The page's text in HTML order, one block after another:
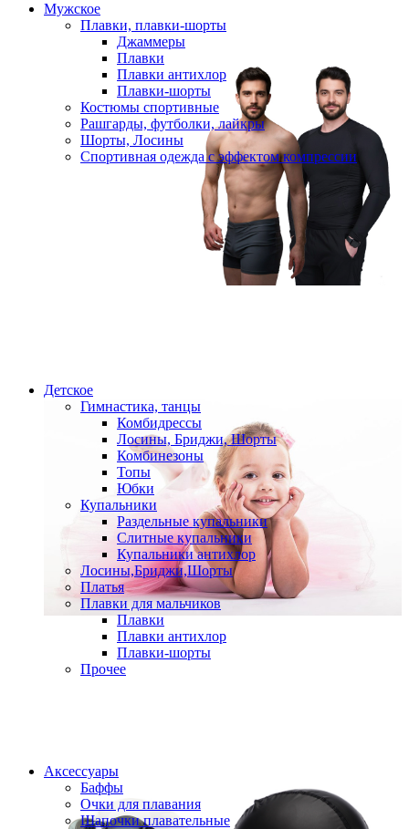
Мужское
Плавки, плавки-шорты
Джаммеры
Плавки
Плавки антихлор
Плавки-шорты
Костюмы спортивные
Рашгарды, футболки, лайкры
Шорты, Лосины
Спортивная одежда с эффектом компрессии
Детское
Гимнастика, танцы
Комбидрессы
Лосины, Бриджи, Шорты
Комбинезоны
Топы
Юбки
Купальники
Раздельные купальники
Слитные купальники
Купальники антихлор
Лосины,Бриджи,Шорты
Платья
Плавки для мальчиков
Плавки
Плавки антихлор
Плавки-шорты
Прочее
Аксессуары
Баффы
Очки для плавания
Шапочки плавательные